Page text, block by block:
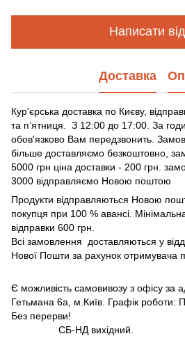
Написати
Доставка
Кур'єрська доставка по Києву,
та п’ятниця. З 12:00 до 17:00. За
обов'язково Вам передзвонить.
більше доставляємо безкоштовно,
5000 грн ціна доставки - 200 грн.
3000 відправляємо Новою поштою
Продукти відправляються Новою
покупця при 100 % авансі.
відправки 600 грн.
Всі замовлення доставляються у
Нової Пошти за рахунок отримувача
Є можливість самовивозу з офісу за
Гетьмана 6а, м.Київ. Графік роботи:
Без
СБ-НД вихідний.